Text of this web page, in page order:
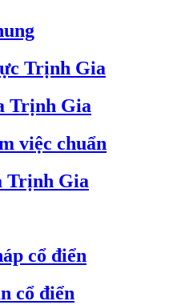
Trịnh Gia
Trịnh Gia
việc chuẩn
Trịnh Gia
cổ điển
cổ điển